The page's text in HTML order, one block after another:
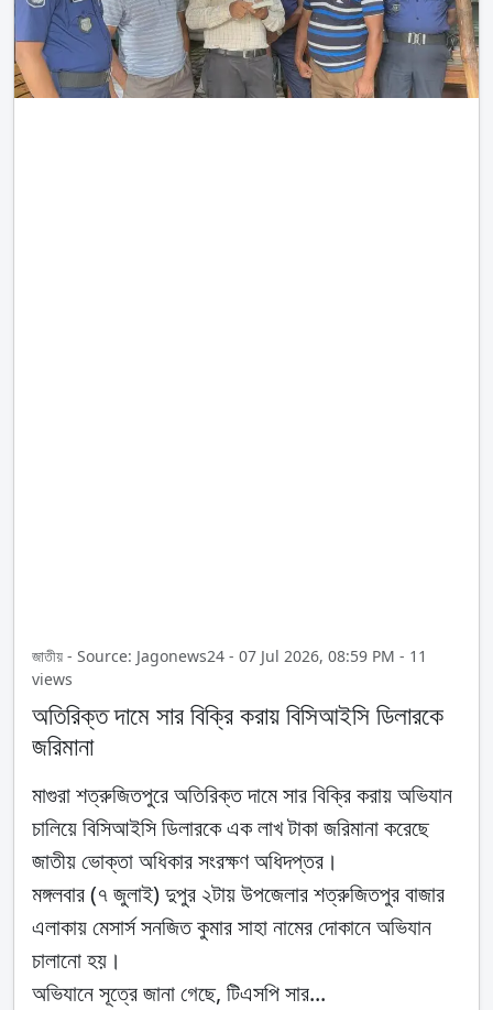
জাতীয় - Source: Jagonews24 - 07 Jul 2026, 08:59 PM - 11
views
অতিরিক্ত দামে সার বিক্রি করায় বিসিআইসি ডিলারকে
জরিমানা
মাগুরা শত্রুজিতপুরে অতিরিক্ত দামে সার বিক্রি করায় অভিযান
চালিয়ে বিসিআইসি ডিলারকে এক লাখ টাকা জরিমানা করেছে
জাতীয় ভোক্তা অধিকার সংরক্ষণ অধিদপ্তর।
মঙ্গলবার (৭ জুলাই) দুপুর ২টায় উপজেলার শত্রুজিতপুর বাজার
এলাকায় মেসার্স সনজিত কুমার সাহা নামের দোকানে অভিযান
চালানো হয়।
অভিযানে সূত্রে জানা গেছে, টিএসপি সার...